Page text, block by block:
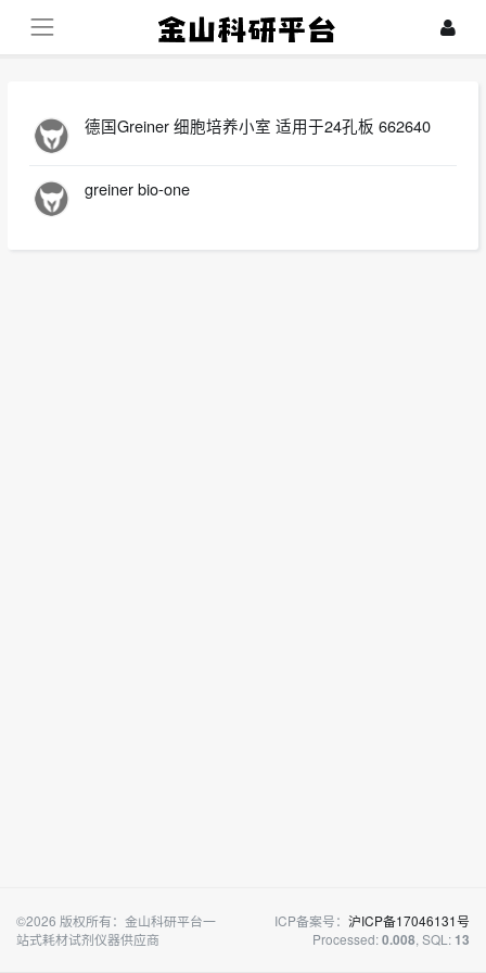
德国Greiner 细胞培养小室 适用于24孔板 662640
greiner bio-one
©2026 版权所有：金山科研平台一
站式耗材试剂仪器供应商
ICP备案号： 沪ICP备17046131号
Processed:0.008, SQL: 13